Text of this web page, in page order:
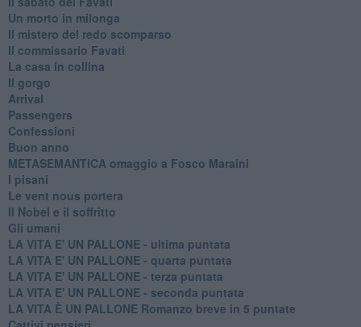
Un morto in milonga
Il mistero del redo scomparso
Il commissario Favati
La casa in collina
Il gorgo
Arrival
Passengers
Confessioni
Buon anno
METASEMANTICA omaggio a Fosco Maraini
I pisani
Le vent nous portera
Il Nobel e il soffritto
Gli umani
LA VITA E' UN PALLONE - ultima puntata
LA VITA E' UN PALLONE - quarta puntata
LA VITA E' UN PALLONE - terza puntata
LA VITA E' UN PALLONE - seconda puntata
LA VITA È UN PALLONE Romanzo breve in 5 puntate